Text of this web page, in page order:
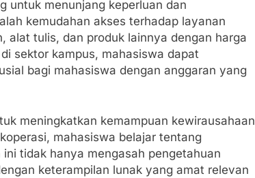
untuk menunjang keperluan dan
kemudahan akses terhadap layanan
alat tulis, dan produk lainnya dengan harga
sektor kampus, mahasiswa dapat
bagi mahasiswa dengan anggaran yang
meningkatkan kemampuan kewirausahaan
mahasiswa belajar tentang
tidak hanya mengasah pengetahuan
keterampilan lunak yang amat relevan